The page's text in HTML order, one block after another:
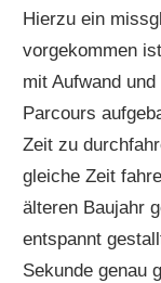
Hierzu ein
vorgekommen
mit Aufwand
Parcours
Zeit zu
gleiche Zeit
älteren Baujahr
entspannt
Sekunde genau